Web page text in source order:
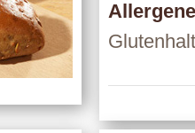
Allergene